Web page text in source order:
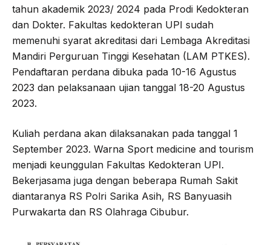
tahun akademik 2023/ 2024 pada Prodi Kedokteran
dan Dokter. Fakultas kedokteran UPI sudah
memenuhi syarat akreditasi dari Lembaga Akreditasi
Mandiri Perguruan Tinggi Kesehatan (LAM PTKES).
Pendaftaran perdana dibuka pada 10-16 Agustus
2023 dan pelaksanaan ujian tanggal 18-20 Agustus
2023.
Kuliah perdana akan dilaksanakan pada tanggal 1
September 2023. Warna Sport medicine and tourism
menjadi keunggulan Fakultas Kedokteran UPI.
Bekerjasama juga dengan beberapa Rumah Sakit
diantaranya RS Polri Sarika Asih, RS Banyuasih
Purwakarta dan RS Olahraga Cibubur.